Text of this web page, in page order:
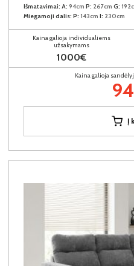
Išmatavimai: A: 94cm P: 267cm G:
Miegamoji dalis: P: 143cm I: 230cm
Kaina galioja individualiems
užsakymams
1000€
Kaina galioja
Į